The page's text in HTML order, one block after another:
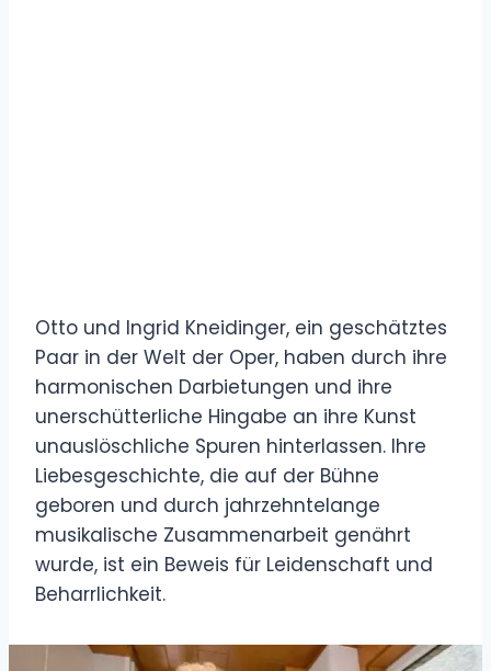
Otto und Ingrid Kneidinger, ein geschätztes
Paar in der Welt der Oper, haben durch ihre
harmonischen Darbietungen und ihre
unerschütterliche Hingabe an ihre Kunst
unauslöschliche Spuren hinterlassen. Ihre
Liebesgeschichte, die auf der Bühne
geboren und durch jahrzehntelange
musikalische Zusammenarbeit genährt
wurde, ist ein Beweis für Leidenschaft und
Beharrlichkeit.